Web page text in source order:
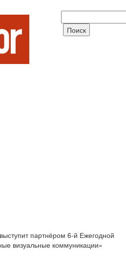
партнёром 6-й Ежегодной
визуальные коммуникации»